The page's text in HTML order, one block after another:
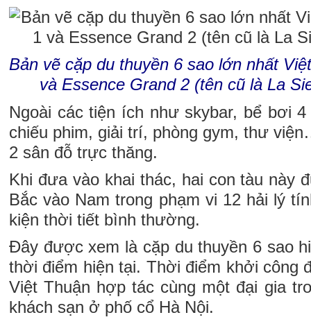
Bản vẽ cặp du thuyền 6 sao lớn nhất
và Essence Grand 2 (tên cũ là La
Ngoài các tiện ích như skybar, bể bơi
chiếu phim, giải trí, phòng gym, thư
2 sân đỗ trực thăng.
Khi đưa vào khai thác, hai con tàu này
Bắc vào Nam trong phạm vi 12 hải lý
kiện thời tiết bình thường.
Đây được xem là cặp du thuyền 6 sao
thời điểm hiện tại. Thời điểm khởi công
Việt Thuận hợp tác cùng một đại gia
khách sạn ở phố cổ Hà Nội.